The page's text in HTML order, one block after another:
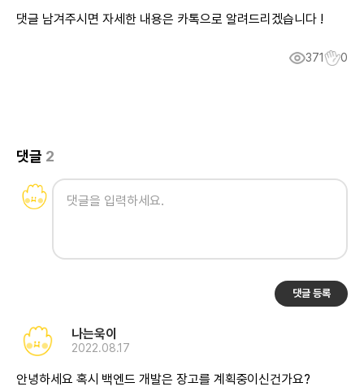
댓글 남겨주시면 자세한 내용은 카톡으로 알려드리겠습니다 !
371 0
댓글 2
댓글 등록
나는욱이
2022.08.17
안녕하세요 혹시 백엔드 개발은 장고를 계획중이신건가요?